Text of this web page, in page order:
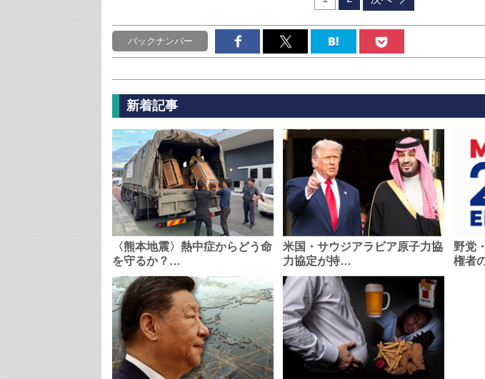
バックナンバー
新着記事
〈熊本地震〉熱中症からどう命
を守るか？…
米国・サウジアラビア原子力協
力協定が持…
野党
権者